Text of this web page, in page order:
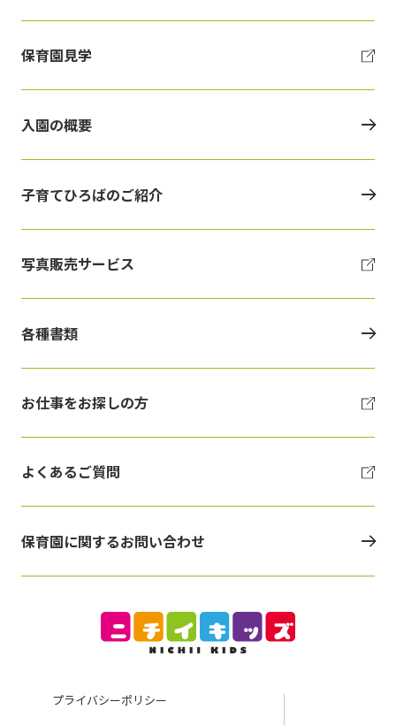
プライバシーポリシー
保育園見学
入園の概要
子育てひろばのご紹介
写真販売サービス
各種書類
お仕事をお探しの方
よくあるご質問
保育園に関するお問い合わせ